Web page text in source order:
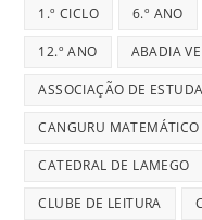
1.º CICLO 6.º ANO
12.º ANO ABADIA
ASSOCIAÇÃO DE
CANGURU MATEMÁTICO
CATEDRAL DE LAMEGO
CLUBE DE LEITURA